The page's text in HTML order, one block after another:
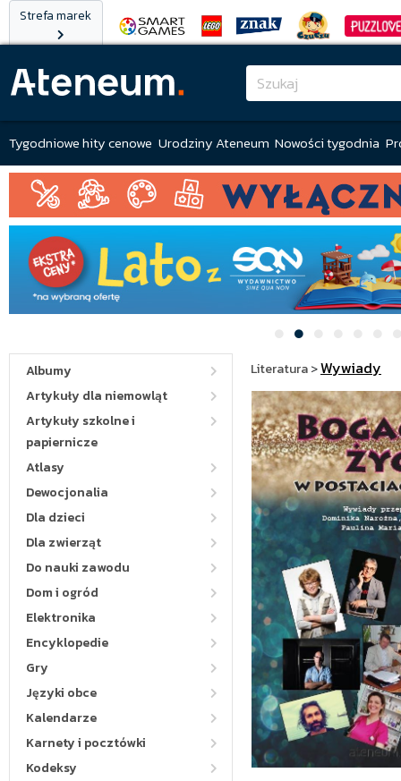
Strefa marek
Tygodniowe hity cenowe Urodziny Ateneum Nowości tygodnia
Albumy
Artykuły dla niemowląt
Artykuły szkolne i
papiernicze
Atlasy
Dewocjonalia
Dla dzieci
Dla zwierząt
Do nauki zawodu
Dom i ogród
Elektronika
Encyklopedie
Gry
Języki obce
Kalendarze
Karnety i pocztówki
Kodeksy
Literatura>Wywiady